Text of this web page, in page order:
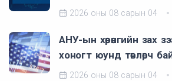
2026 оны 08 сарын 04
АНУ-ын хөрөнгийн зах
хоногт юунд төвлөрч
2026 оны 08 сарын 04